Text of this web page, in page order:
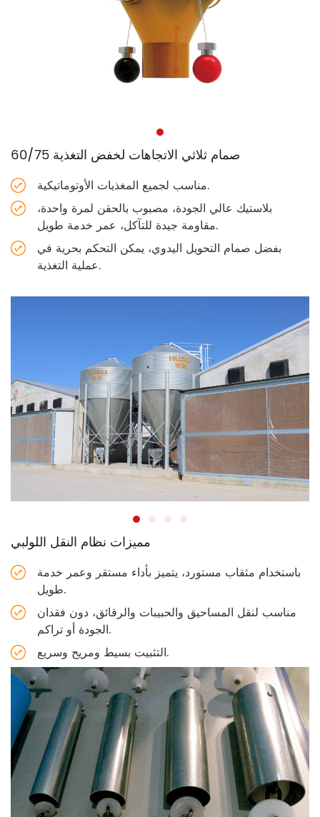
صمام ثلاثي الاتجاهات لخفض التغذية 60/75
مناسب لجميع المغذيات الأوتوماتيكية.
بلاستيك عالي الجودة، مصبوب بالحقن لمرة واحدة،
مقاومة جيدة للتآكل، عمر خدمة طويل.
بفضل صمام التحويل اليدوي، يمكن التحكم بحرية في
عملية التغذية.
مميزات نظام النقل اللولبي
باستخدام مثقاب مستورد، يتميز بأداء مستقر وعمر خدمة
طويل.
مناسب لنقل المساحيق والحبيبات والرقائق، دون فقدان
الجودة أو تراكم.
التثبيت بسيط ومريح وسريع.